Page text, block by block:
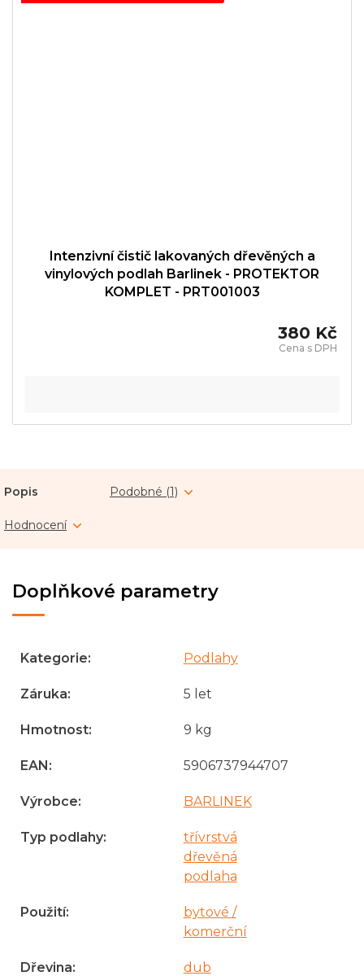
Intenzivní čistič lakovaných dřevěných a
vinylových podlah Barlinek - PROTEKTOR
KOMPLET - PRT001003
380 Kč
Popis Podobné (1)
Hodnocení
Doplňkové parametry
Kategorie: Podlahy
Záruka: 5 let
Hmotnost: 9 kg
EAN: 5906737944707
Výrobce: BARLINEK
Typ podlahy:
třívrstvá
dřevěná
podlaha
Použití:
bytové /
komerční
Dřevina: dub